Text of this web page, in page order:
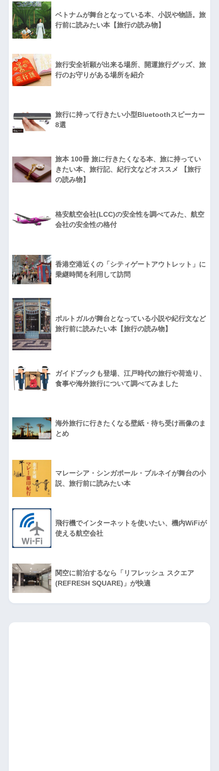
ベトナムが舞台となっている本、小説や物語。旅
行前に読みたい本【旅行の読み物】
旅行安全祈願が出来る場所、開運旅行グッズ、旅
行のお守りがある場所を紹介
旅行に持って行きたい小型Bluetoothスピーカー
8選
旅本 100冊 旅に行きたくなる本、旅に持ってい
きたい本、旅行記、紀行文などオススメ 【旅行
の読み物】
格安航空会社(LCC)の安全性を調べてみた、航空
会社の安全性の格付
香港空港近くの「シティゲートアウトレット」に
乗継時間を利用して訪問
ポルトガルが舞台となっている小説や紀行文など
旅行前に読みたい本【旅行の読み物】
ガイドブックも登場、江戸時代の旅行や荷造り、
食事や海外旅行について調べてみました
海外旅行に行きたくなる壁紙・待ち受け画像のま
とめ
マレーシア・シンガポール・ブルネイが舞台の小
説、旅行前に読みたい本
飛行機でインターネットを使いたい、機内WiFiが
使える航空会社
関空に前泊するなら「リフレッシュ スクエア
(REFRESH SQUARE)」が快適